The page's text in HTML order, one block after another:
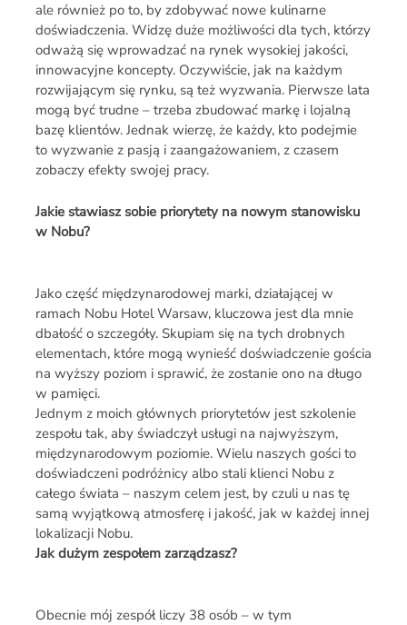
ale również po to, by zdobywać nowe kulinarne
doświadczenia. Widzę duże możliwości dla tych, którzy
odważą się wprowadzać na rynek wysokiej jakości,
innowacyjne koncepty. Oczywiście, jak na każdym
rozwijającym się rynku, są też wyzwania. Pierwsze lata
mogą być trudne – trzeba zbudować markę i lojalną
bazę klientów. Jednak wierzę, że każdy, kto podejmie
to wyzwanie z pasją i zaangażowaniem, z czasem
zobaczy efekty swojej pracy.
Jakie stawiasz sobie priorytety na nowym stanowisku
w Nobu?
Jako część międzynarodowej marki, działającej w
ramach Nobu Hotel Warsaw, kluczowa jest dla mnie
dbałość o szczegóły. Skupiam się na tych drobnych
elementach, które mogą wynieść doświadczenie gościa
na wyższy poziom i sprawić, że zostanie ono na długo
w pamięci.
Jednym z moich głównych priorytetów jest szkolenie
zespołu tak, aby świadczył usługi na najwyższym,
międzynarodowym poziomie. Wielu naszych gości to
doświadczeni podróżnicy albo stali klienci Nobu z
całego świata – naszym celem jest, by czuli u nas tę
samą wyjątkową atmosferę i jakość, jak w każdej innej
lokalizacji Nobu.
Jak dużym zespołem zarządzasz?
Obecnie mój zespół liczy 38 osób – w tym